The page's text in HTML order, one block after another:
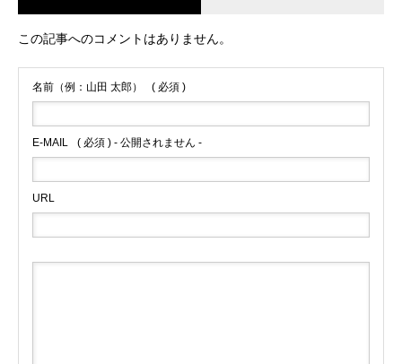
この記事へのコメントはありません。
名前（例：山田 太郎） ( 必須 )
E-MAIL ( 必須 ) - 公開されません -
URL